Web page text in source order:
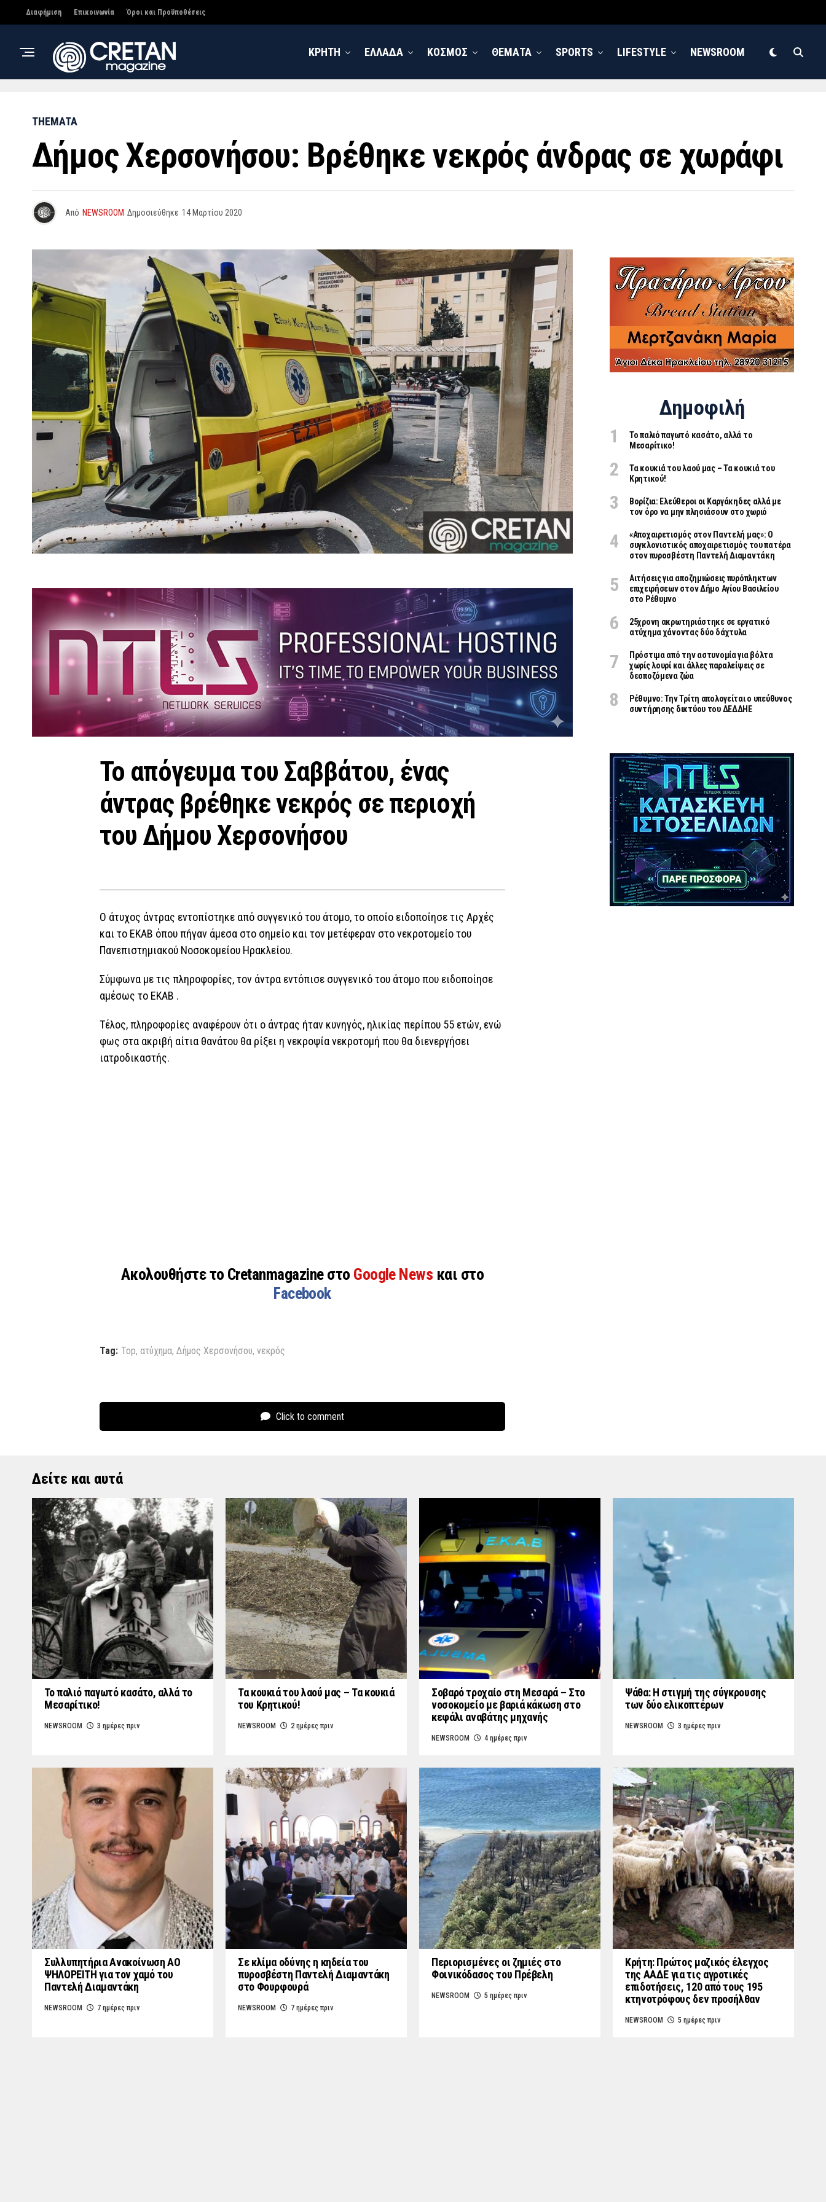
Διαφήμιση Επικοινωνία Όροι και Προϋποθέσεις
ΚΡΗΤΗ ΕΛΛΑΔΑ ΚΟΣΜΟΣ ΘΕΜΑΤΑ SPORTS LIFESTYLE NEWSROOM
THEMATA
Δήμος Χερσονήσου: Βρέθηκε νεκρός άνδρας σε χωράφι
Από NEWSROOM Δημοσιεύθηκε 14 Μαρτίου 2020
Το απόγευμα του Σαββάτου, ένας
άντρας βρέθηκε νεκρός σε περιοχή
του Δήμου Χερσονήσου
Ο άτυχος άντρας εντοπίστηκε από συγγενικό του άτομο, το οποίο ειδοποίησε τις Αρχές
και το ΕΚΑΒ όπου πήγαν άμεσα στο σημείο και τον μετέφεραν στο νεκροτομείο του
Πανεπιστημιακού Νοσοκομείου Ηρακλείου.
Σύμφωνα με τις πληροφορίες, τον άντρα εντόπισε συγγενικό του άτομο που ειδοποίησε
αμέσως το ΕΚΑΒ .
Τέλος, πληροφορίες αναφέρουν ότι ο άντρας ήταν κυνηγός, ηλικίας περίπου 55 ετών, ενώ
φως στα ακριβή αίτια θανάτου θα ρίξει η νεκροψία νεκροτομή που θα διενεργήσει
ιατροδικαστής.
Ακολουθήστε το Cretanmagazine στο Google News και στο
Facebook
Tag: Top, ατύχημα, Δήμος Χερσονήσου, νεκρός
Click to comment
Δημοφιλή
Το παλιό παγωτό κασάτο, αλλά το
Μεσαρίτικο!
Τα κουκιά του λαού μας – Τα κουκιά του
Κρητικού!
Βορίζια: Ελεύθεροι οι Καργάκηδες αλλά με
τον όρο να μην πλησιάσουν στο χωριό
«Aποχαιρετισμός στον Παντελή μας»: Ο
συγκλονιστικός αποχαιρετισμός του πατέρα
στον πυροσβέστη Παντελή Διαμαντάκη
Αιτήσεις για αποζημιώσεις πυρόπληκτων
επιχειρήσεων στον Δήμο Αγίου Βασιλείου
στο Ρέθυμνο
25χρονη ακρωτηριάστηκε σε εργατικό
ατύχημα χάνοντας δύο δάχτυλα
Πρόστιμα από την αστυνομία για βόλτα
χωρίς λουρί και άλλες παραλείψεις σε
δεσποζόμενα ζώα
Ρέθυμνο: Την Τρίτη απολογείται ο υπεύθυνος
συντήρησης δικτύου του ΔΕΔΔΗΕ
Δείτε και αυτά
Το παλιό παγωτό κασάτο, αλλά το
Μεσαρίτικο!
NEWSROOM 3 ημέρες πριν
Τα κουκιά του λαού μας – Τα κουκιά
του Κρητικού!
NEWSROOM 2 ημέρες πριν
Σοβαρό τροχαίο στη Μεσαρά – Στο
νοσοκομείο με βαριά κάκωση στο
κεφάλι αναβάτης μηχανής
NEWSROOM 4 ημέρες πριν
Ψάθα: Η στιγμή της σύγκρουσης
των δύο ελικοπτέρων
NEWSROOM 3 ημέρες πριν
Συλλυπητήρια Ανακοίνωση ΑΟ
ΨΗΛΟΡΕΙΤΗ για τον χαμό του
Παντελή Διαμαντάκη
NEWSROOM 7 ημέρες πριν
Σε κλίμα οδύνης η κηδεία του
πυροσβέστη Παντελή Διαμαντάκη
στο Φουρφουρά
NEWSROOM 7 ημέρες πριν
Περιορισμένες οι ζημιές στο
Φοινικόδασος του Πρέβελη
NEWSROOM 5 ημέρες πριν
Κρήτη: Πρώτος μαζικός έλεγχος
της ΑΑΔΕ για τις αγροτικές
επιδοτήσεις, 120 από τους 195
κτηνοτρόφους δεν προσήλθαν
NEWSROOM 5 ημέρες πριν